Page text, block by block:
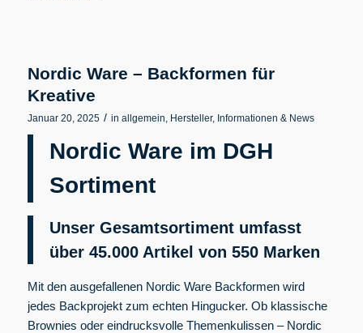
Nordic Ware – Backformen für
Kreative
Januar 20, 2025 / in allgemein Hersteller, Informationen & News
Nordic Ware im DGH
Sortiment
Unser Gesamtsortiment umfasst
über 45.000 Artikel von 550 Marken
Mit den ausgefallenen Nordic Ware Backformen wird
jedes Backprojekt zum echten Hingucker. Ob klassische
Brownies oder eindrucksvolle Themenkulissen – Nordic